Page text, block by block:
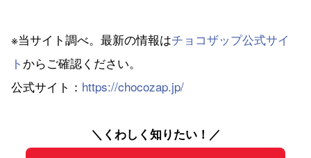
※当サイト調べ。最新の情報はチョコザップ公式サイ
ト からご確認ください。
公式サイト： https://chocozap.jp/
＼くわしく知りたい！／